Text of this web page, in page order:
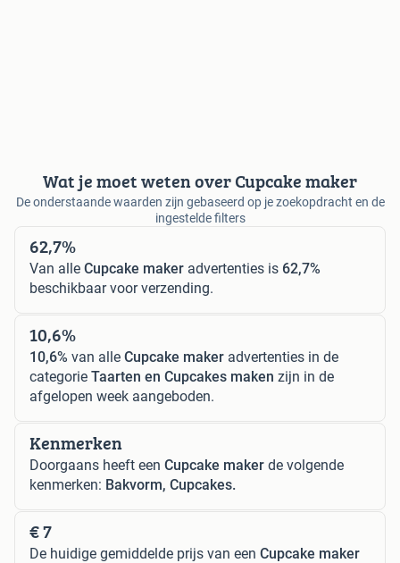
Wat je moet weten over Cupcake maker
De onderstaande waarden zijn gebaseerd op je zoekopdracht en de
ingestelde filters
62,7%
Van alle Cupcake maker advertenties is 62,7%
beschikbaar voor verzending.
10,6%
10,6% van alle Cupcake maker advertenties in de
categorie Taarten en Cupcakes maken zijn in de
afgelopen week aangeboden.
Kenmerken
Doorgaans heeft een Cupcake maker de volgende
kenmerken: Bakvorm, Cupcakes.
€ 7
De huidige gemiddelde prijs van een Cupcake maker